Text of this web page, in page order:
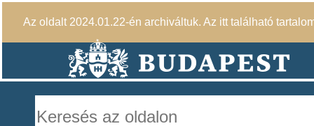
Az oldalt 2024.01.22-én archiváltuk. Az itt található